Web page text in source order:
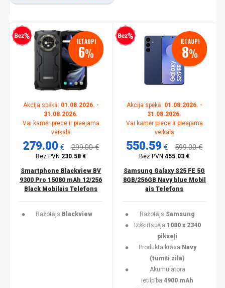
kredīts IETAUPI
6%
Akcija spēkā: 01.08.2026. -
31.08.2026.
Vai kamēr prece ir pieejama
veikalā
279.00 € 299.00 €
Bez PVN 230.58 €
Smartphone Blackview BV
9300 Pro 15080 mAh 12/256
Black Mobilais Telefons
Ražotājs: Blackview
Bezprocentu kredīts IETAUPI
8%
Akcija spēkā: 01.08.2026. -
31.08.2026.
Vai kamēr prece ir pieejama
veikalā
550.59 € 599.00 €
Bez PVN455.03 €
Samsung Galaxy S25 FE 5G
8GB/256GB Navy blue Mobil
ais Telefons
Ražotājs:Samsung
Izšķirtspēja:1080 x 2340
pikseļi
Produkta krāsa: Navy
(tumši zila)
Akumulatora
ietilpība:4900 mAh